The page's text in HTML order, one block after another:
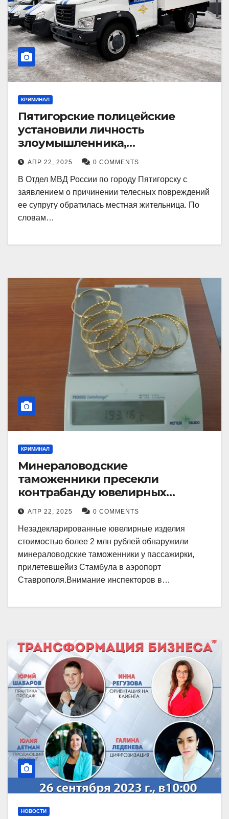
КРИМИНАЛ
Пятигорские полицейские
установили личность
злоумышленника,
причинившего телесные
повреждения местному жителю
АПР 22, 2025 0 COMMENTS
В Отдел МВД России по городу Пятигорску с
заявлением о причинении телесных повреждений
ее супругу обратилась местная жительница. По
словам…
КРИМИНАЛ
Минераловодские
таможенники пресекли
контрабанду ювелирных
изделий на 2 млн рублей
АПР 22, 2025 0 COMMENTS
Незадекларированные ювелирные изделия
стоимостью более 2 млн рублей обнаружили
минераловодские таможенники у пассажирки,
прилетевшейиз Стамбула в аэропорт
Ставрополя.Внимание инспекторов в…
НОВОСТИ